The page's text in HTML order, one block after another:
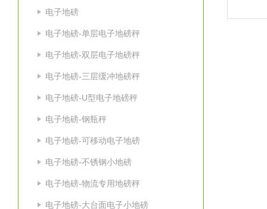
电子地磅
电子地磅-单层电子地磅秤
电子地磅-双层电子地磅秤
电子地磅-三层缓冲地磅秤
电子地磅-U型电子地磅秤
电子地磅-钢瓶秤
电子地磅-可移动电子地磅
电子地磅-不锈钢小地磅
电子地磅-物流专用地磅秤
电子地磅-大台面电子小地磅